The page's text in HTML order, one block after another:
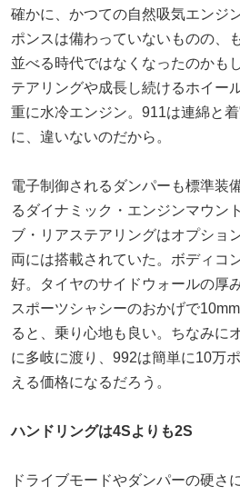
確かに、かつての自然吸気エンジ
ポンスは備わっていないものの、
並べる時代ではなくなったのかも
テアリングや成長し続けるホイー
重に水冷エンジン。911は連綿と
に、違いないのだから。
電子制御されるダンパーも標準装
るダイナミック・エンジンマウン
ブ・リアステアリングはオプショ
両には搭載されていた。ボディコ
好。タイヤのサイドウォールの厚
スポーツシャシーのおかげで
ると、乗り心地も良い。ちなみに
に多岐に渡り、992は簡単に10万
える価格になるだろう。
ハンドリングは4Sよりも2S
ドライブモードやダンパーの硬さ